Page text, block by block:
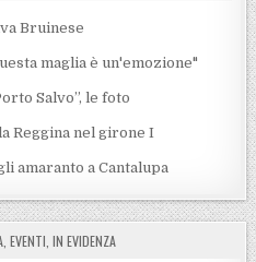
Bruinese
maglia è un'emozione"
Salvo”, le foto
Reggina nel girone I
amaranto a Cantalupa
, EVENTI IN EVIDENZA